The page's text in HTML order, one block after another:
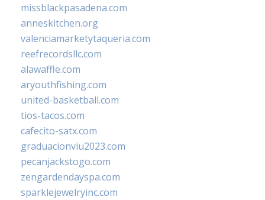
missblackpasadena.com
anneskitchen.org
valenciamarketytaqueria.com
reefrecordsllc.com
alawaffle.com
aryouthfishing.com
united-basketball.com
tios-tacos.com
cafecito-satx.com
graduacionviu2023.com
pecanjackstogo.com
zengardendayspa.com
sparklejewelryinc.com